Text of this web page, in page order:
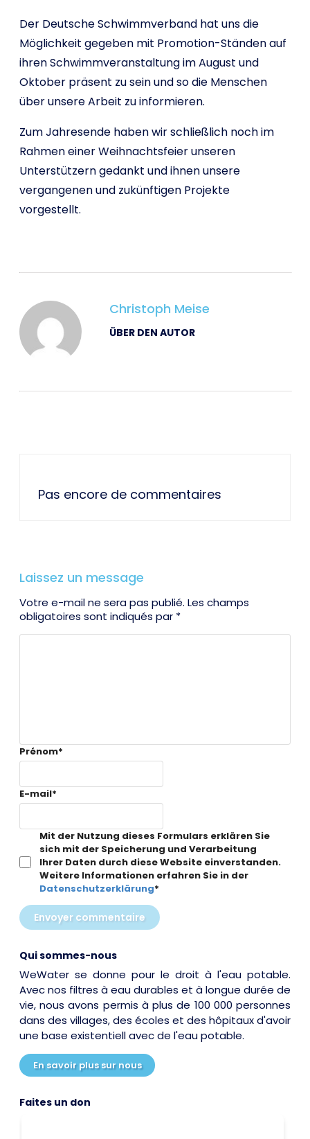
Der Deutsche Schwimmverband hat uns die
Möglichkeit gegeben mit Promotion-Ständen auf
ihren Schwimmveranstaltung im August und
Oktober präsent zu sein und so die Menschen
über unsere Arbeit zu informieren.
Zum Jahresende haben wir schließlich noch im
Rahmen einer Weihnachtsfeier unseren
Unterstützern gedankt und ihnen unsere
vergangenen und zukünftigen Projekte
vorgestellt.
Christoph Meise
ÜBER DEN AUTOR
Pas encore de commentaires
Laissez un message
Votre e-mail ne sera pas publié. Les champs
obligatoires sont indiqués par *
Prénom*
E-mail*
Mit der Nutzung dieses Formulars erklären Sie
sich mit der Speicherung und Verarbeitung
Ihrer Daten durch diese Website einverstanden.
Weitere Informationen erfahren Sie in der
Datenschutzerklärung*
Envoyer commentaire
Qui sommes-nous
WeWater se donne pour le droit à l'eau potable.
Avec nos filtres à eau durables et à longue durée de
vie, nous avons permis à plus de 100 000 personnes
dans des villages, des écoles et des hôpitaux d'avoir
une base existentiell avec de l'eau potable.
En savoir plus sur nous
Faites un don